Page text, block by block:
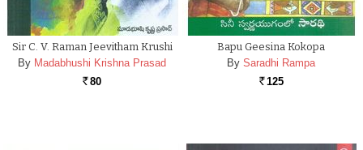
Sir C. V. Raman Jeevitham Krushi
By Madabhushi Krishna Prasad
Rs. 80
Bapu Geesina Kokopa
By Saradhi Rampa
Rs. 125